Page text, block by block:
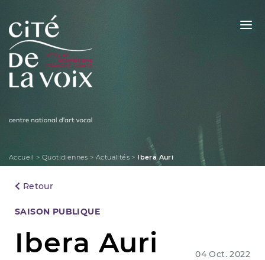
Skip
content
Accueil >Quotidiennes >Actualités > Ibera Auri
Retour
Categories
SAISON PUBLIQUE
Ibera Auri 04 Oct. 2022